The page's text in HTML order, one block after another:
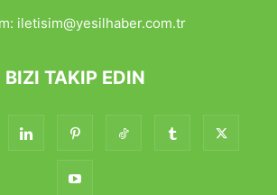
iletisim@yesilhaber.com.tr
BIZI TAKIP EDIN